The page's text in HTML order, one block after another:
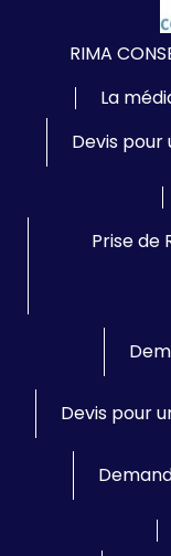
RIMA
La
Devis pour
Prise de
Devis pour